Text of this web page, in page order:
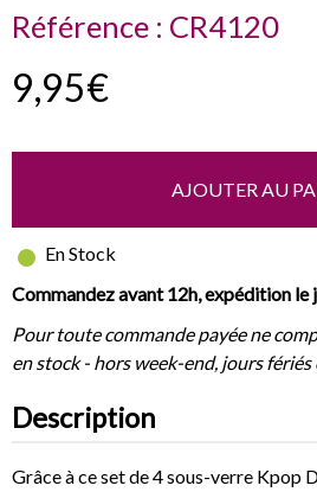
Référence : CR4120
9,95€
AJOUTER AU
En Stock
Commandez avant 12h, expédition le
Pour toute commande payée ne
en stock - hors week-end, jours
Description
Grâce à ce set de 4 sous-verre Kpop